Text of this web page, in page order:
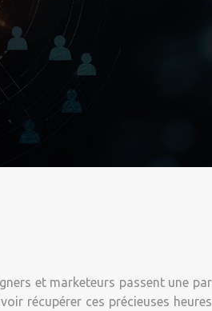
et marketeurs passent une
récupérer ces précieuses